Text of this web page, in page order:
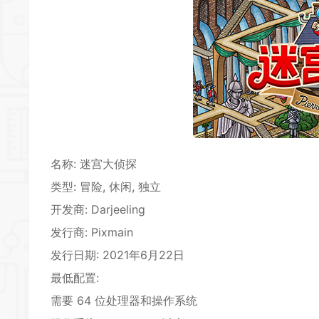
名称: 迷宫大侦探
类型: 冒险, 休闲, 独立
开发商: Darjeeling
发行商: Pixmain
发行日期: 2021年6月22日
最低配置:
需要 64 位处理器和操作系统